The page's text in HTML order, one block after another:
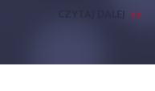
CZYTAJ DALEJ